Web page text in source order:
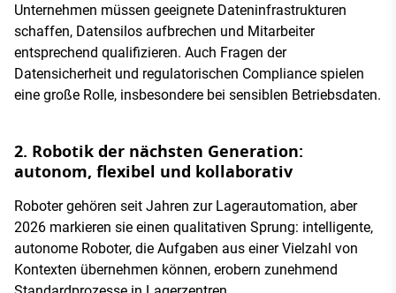
Unternehmen müssen geeignete Dateninfrastrukturen
schaffen, Datensilos aufbrechen und Mitarbeiter
entsprechend qualifizieren. Auch Fragen der
Datensicherheit und regulatorischen Compliance spielen
eine große Rolle, insbesondere bei sensiblen Betriebsdaten.
2. Robotik der nächsten Generation:
autonom, flexibel und kollaborativ
Roboter gehören seit Jahren zur Lagerautomation, aber
2026 markieren sie einen qualitativen Sprung: intelligente,
autonome Roboter, die Aufgaben aus einer Vielzahl von
Kontexten übernehmen können, erobern zunehmend